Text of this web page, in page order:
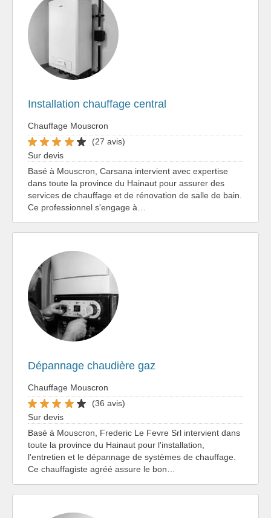
Installation chauffage central
Chauffage Mouscron
(27 avis)
Sur devis
Basé à Mouscron, Carsana intervient avec expertise
dans toute la province du Hainaut pour assurer des
services de chauffage et de rénovation de salle de bain.
Ce professionnel s'engage à…
Dépannage chaudière gaz
Chauffage Mouscron
(36 avis)
Sur devis
Basé à Mouscron, Frederic Le Fevre Srl intervient dans
toute la province du Hainaut pour l'installation,
l'entretien et le dépannage de systèmes de chauffage.
Ce chauffagiste agréé assure le bon…